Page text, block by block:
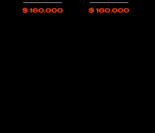
Precio
$ 160.000 Precio
$ 160.000